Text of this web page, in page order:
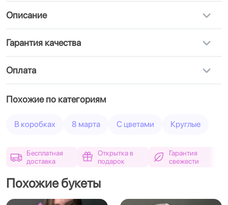
Описание
Гарантия качества
Оплата
Похожие по категориям
В коробках 8 марта С цветами Круглые
Бесплатная
доставка
Открытка в
подарок
Гарантия
свежести
Похожие букеты